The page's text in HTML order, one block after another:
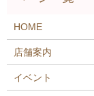
HOME
店舗案内
イベント